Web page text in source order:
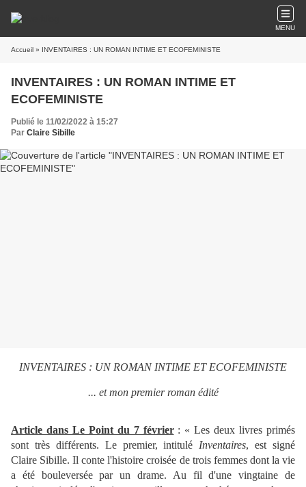
MENU
Accueil » INVENTAIRES : UN ROMAN INTIME ET ECOFEMINISTE
INVENTAIRES : UN ROMAN INTIME ET
ECOFEMINISTE
Publié le 11/02/2022 à 15:27
Par Claire Sibille
INVENTAIRES : UN ROMAN INTIME ET ECOFEMINISTE
... et mon premier roman édité
Article dans Le Point du 7 février: « Les deux livres primés
sont très différents. Le premier, intitulé Inventaires, est signé
Claire Sibille. Il conte l'histoire croisée de trois femmes dont la vie
a été bouleversée par un drame. Au fil d'une vingtaine de